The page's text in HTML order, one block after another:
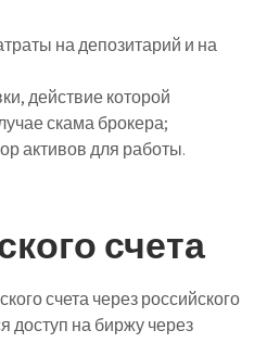
на депозитарий и на
действие которой
скама брокера;
активов для работы.
счета
счета через российского
доступ на биржу через